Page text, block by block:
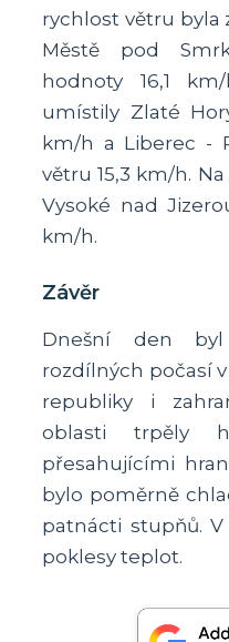
rychlost větru byla
Městě pod
hodnoty 16,1
umístily Zlaté
km/h a Liberec -
větru 15,3 km/h.
Vysoké nad
km/h.
Závěr
Dnešní den
rozdílných počasí
republiky i
oblasti trpěly
přesahujícími
bylo poměrně
patnácti stupňů.
poklesy teplot.